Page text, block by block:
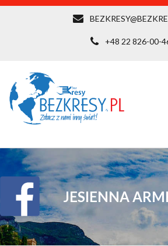
+48 22 826-00-
JESIENNA